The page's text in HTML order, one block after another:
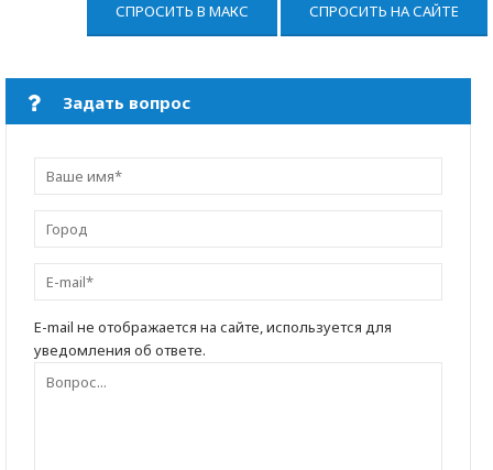
СПРОСИТЬ В МАКС СПРОСИТЬ НА САЙТЕ
Задать вопрос
E-mail не отображается на сайте, используется для
уведомления об ответе.